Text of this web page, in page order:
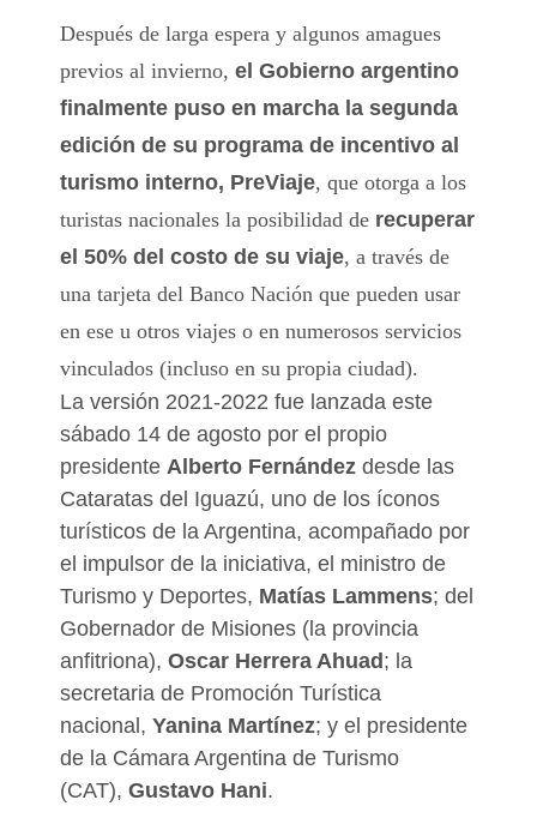
Después de larga espera y algunos amagues
previos al invierno, el Gobierno argentino
finalmente puso en marcha la segunda
edición de su programa de incentivo al
turismo interno, PreViaje, que otorga a los
turistas nacionales la posibilidad de recuperar
el 50% del costo de su viaje, a través de
una tarjeta del Banco Nación que pueden usar
en ese u otros viajes o en numerosos servicios
vinculados (incluso en su propia ciudad).
La versión 2021-2022 fue lanzada este
sábado 14 de agosto por el propio
presidente Alberto Fernández desde las
Cataratas del Iguazú, uno de los íconos
turísticos de la Argentina, acompañado por
el impulsor de la iniciativa, el ministro de
Turismo y Deportes, Matías Lammens; del
Gobernador de Misiones (la provincia
anfitriona), Oscar Herrera Ahuad ; la
secretaria de Promoción Turística
nacional, Yanina Martínez; y el presidente
de la Cámara Argentina de Turismo
(CAT), Gustavo Hani.